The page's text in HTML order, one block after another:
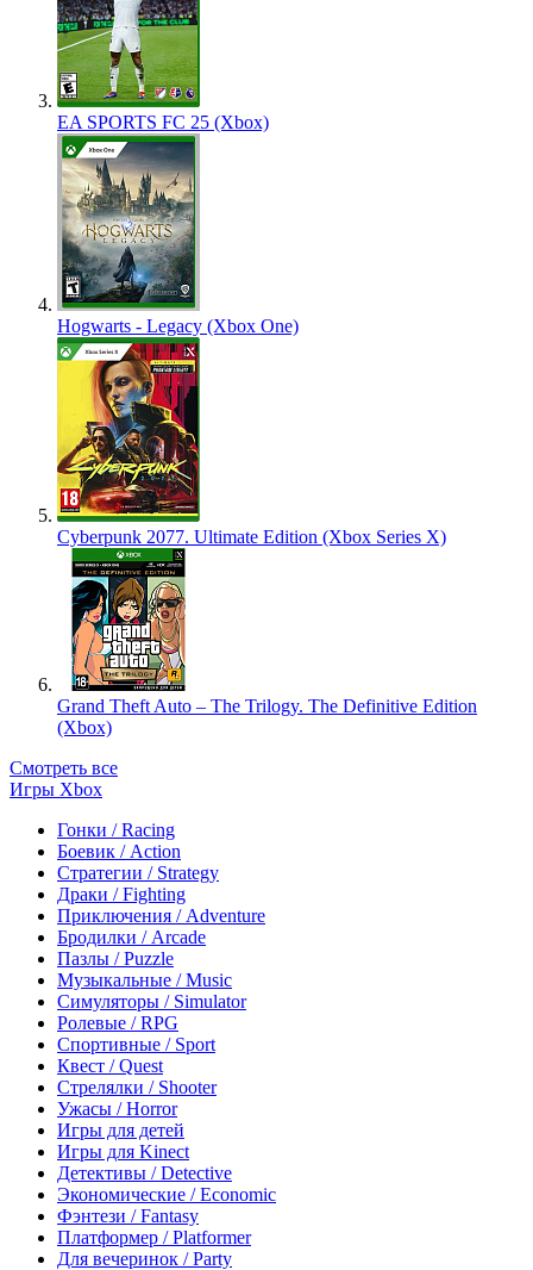
EA SPORTS FC 25 (Xbox)
Hogwarts - Legacy (Xbox One)
Cyberpunk 2077. Ultimate Edition (Xbox Series X)
Grand Theft Auto – The Trilogy. The Definitive Edition
(Xbox)
Смотреть все
Игры Xbox
Гонки / Racing
Боевик / Action
Стратегии / Strategy
Драки / Fighting
Приключения / Adventure
Бродилки / Arcade
Пазлы / Puzzle
Музыкальные / Music
Симуляторы / Simulator
Ролевые / RPG
Спортивные / Sport
Квест / Quest
Стрелялки / Shooter
Ужасы / Horror
Игры для детей
Игры для Kinect
Детективы / Detective
Экономические / Economic
Фэнтези / Fantasy
Платформер / Platformer
Для вечеринок / Party